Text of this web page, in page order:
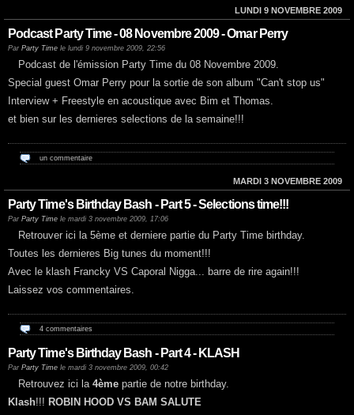
LUNDI 9 NOVEMBRE 2009
Podcast Party Time - 08 Novembre 2009 - Omar Perry
Par Party Time le lundi 9 novembre 2009, 22:56
Podcast de l'émission Party Time du 08 Novembre 2009.
Special guest Omar Perry pour la sortie de son album "Can't stop us"
Interview + Freestyle en acoustique avec Bim et Thomas.
et bien sur les dernieres selections de la semaine!!!
un commentaire
MARDI 3 NOVEMBRE 2009
Party Time's Birthday Bash - Part 5 - Selections time!!!
Par Party Time le mardi 3 novembre 2009, 17:06
Retrouver ici la 5ème et derniere partie du Party Time birthday.
Toutes les dernieres Big tunes du moment!!!
Avec le klash Francky VS Caporal Nigga... barre de rire again!!!
Laissez vos commentaires.
4 commentaires
Party Time's Birthday Bash - Part 4 - KLASH
Par Party Time le mardi 3 novembre 2009, 00:42
Retrouvez ici la4ème partie de notre birthday.
Klash!!! ROBIN HOOD VS BAM SALUTE